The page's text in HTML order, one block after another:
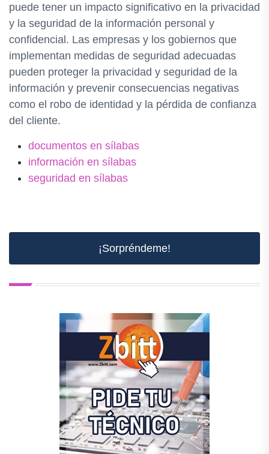
puede tener un impacto significativo en la privacidad
y la seguridad de la información personal y
confidencial. Las empresas y los gobiernos que
implementan medidas de seguridad adecuadas
pueden proteger la privacidad y seguridad de la
información y prevenir consecuencias negativas
como el robo de identidad y la pérdida de confianza
del cliente.
documentos en sílabas
información en sílabas
seguridad en sílabas
¡Sorpréndeme!